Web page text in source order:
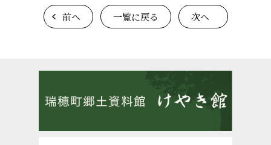
前へ 一覧に戻る 次へ